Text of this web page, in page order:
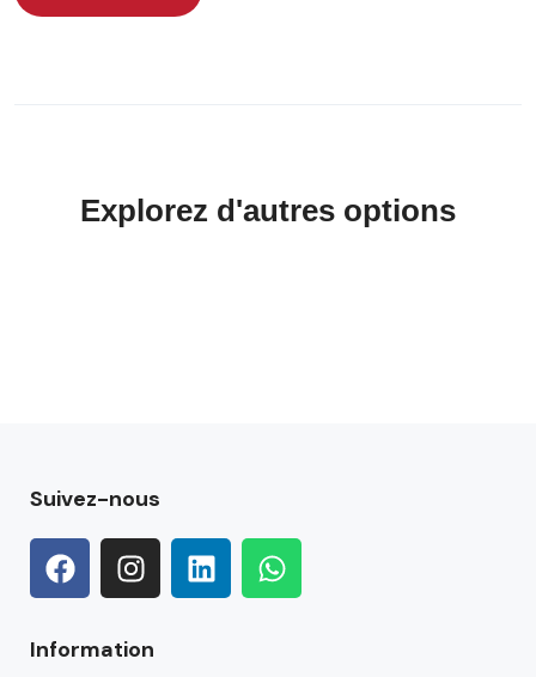
Explorez d'autres options
Suivez-nous
Information